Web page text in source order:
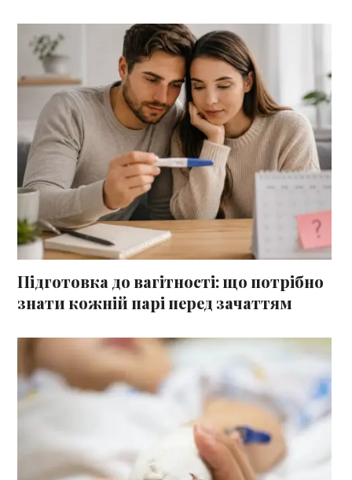
Підготовка до вагітності: що потрібно
знати кожній парі перед зачаттям